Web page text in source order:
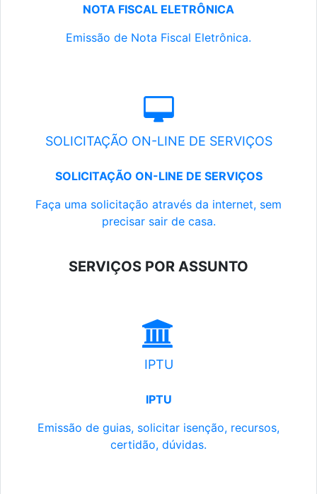
NOTA FISCAL ELETRÔNICA
Emissão de Nota Fiscal Eletrônica.
SOLICITAÇÃO ON-LINE DE SERVIÇOS
SOLICITAÇÃO ON-LINE DE SERVIÇOS
Faça uma solicitação através da internet, sem
precisar sair de casa.
SERVIÇOS POR ASSUNTO
IPTU
IPTU
Emissão de guias, solicitar isenção, recursos,
certidão, dúvidas.